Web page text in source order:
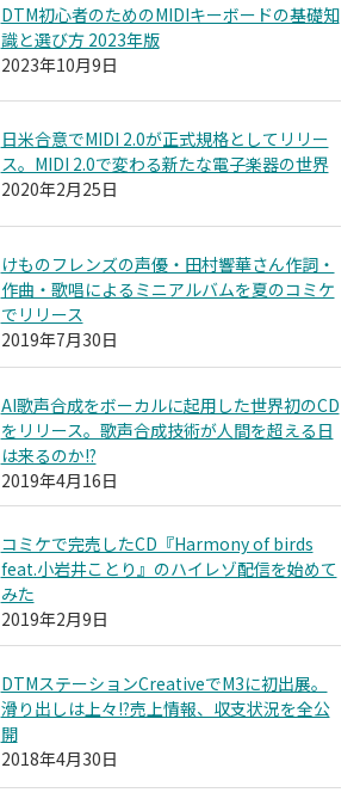
DTM初心者のためのMIDIキーボードの基礎知
識と選び方 2023年版
2023年10月9日
日米合意でMIDI 2.0が正式規格としてリリー
ス。MIDI 2.0で変わる新たな電子楽器の世界
2020年2月25日
けものフレンズの声優・田村響華さん作詞・
作曲・歌唱によるミニアルバムを夏のコミケ
でリリース
2019年7月30日
AI歌声合成をボーカルに起用した世界初のCD
をリリース。歌声合成技術が人間を超える日
は来るのか!?
2019年4月16日
コミケで完売したCD『Harmony of birds
feat.小岩井ことり』のハイレゾ配信を始めて
みた
2019年2月9日
DTMステーションCreativeでM3に初出展。
滑り出しは上々!?売上情報、収支状況を全公
開
2018年4月30日